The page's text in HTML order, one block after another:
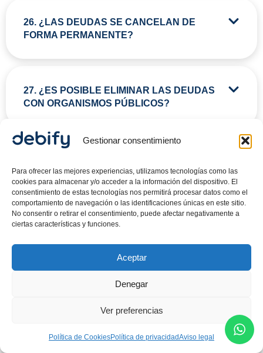
Gestionar consentimiento
Para ofrecer las mejores experiencias, utilizamos tecnologías como las
cookies para almacenar y/o acceder a la información del dispositivo. El
consentimiento de estas tecnologías nos permitirá procesar datos como el
comportamiento de navegación o las identificaciones únicas en este sitio.
No consentir o retirar el consentimiento, puede afectar negativamente a
ciertas características y funciones.
Aceptar
Denegar
Ver preferencias
Política de CookiesPolítica de privacidadAviso legal
26. ¿LAS DEUDAS SE CANCELAN DE
FORMA PERMANENTE?
27. ¿ES POSIBLE ELIMINAR LAS DEUDAS
CON ORGANISMOS PÚBLICOS?
932 20 94 53